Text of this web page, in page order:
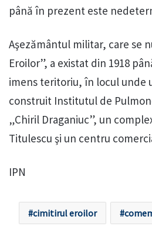
până în prezent este
Aşezământul militar, care se
Eroilor”, a existat din 1918
imens teritoriu, în locul unde
construit Institutul de
„Chiril Draganiuc”, un
Titulescu şi un centru
IPN
cimitirul eroilor